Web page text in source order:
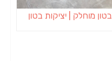
בטון מוחלק | יציקות בטון